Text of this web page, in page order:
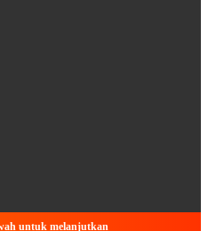
untuk melanjutkan